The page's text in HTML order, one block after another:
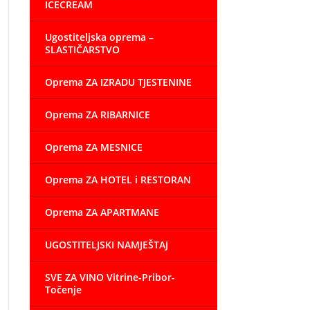
ICECREAM
Ugostiteljska oprema –
SLASTIČARSTVO
Oprema ZA IZRADU TJESTENINE
Oprema ZA RIBARNICE
Oprema ZA MESNICE
Oprema ZA HOTEL i RESTORAN
Oprema ZA APARTMANE
UGOSTITELJSKI NAMJEŠTAJ
SVE ZA VINO Vitrine-Pribor-
Točenje